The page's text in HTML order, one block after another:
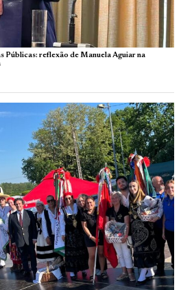
Públicas: reflexão de Manuela Aguiar na